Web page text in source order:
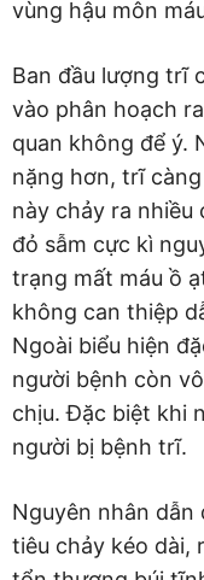
vùng hậu môn
Ban đầu lượng trĩ
vào phân hoạch
quan không để ý.
nặng hơn, trĩ
này chảy ra nhiều
đỏ sẫm cực kì
trạng mất máu ồ
không can thiệp
Ngoài biểu hiện
người bệnh còn
chịu. Đặc biệt khi
người bị bệnh trĩ.
Nguyên nhân
tiêu chảy kéo dài,